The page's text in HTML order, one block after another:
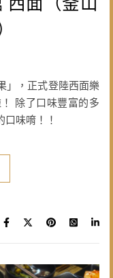
除了口味豐富的多
味唷！！